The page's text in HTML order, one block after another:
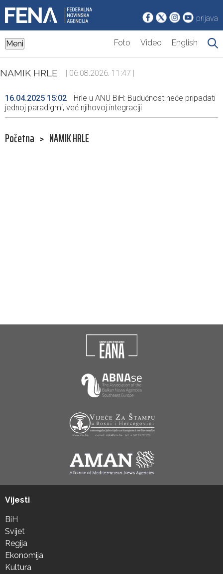
prijava
Meni Foto Video English
NAMIK HRLE | 06.08.2026. 11:47 |
16.04.2025 15:02
Hrle u ANU BiH: Budućnost neće pripadati
jednoj paradigmi, već njihovoj integraciji
Početna > NAMIK HRLE
Vijesti
BiH
Svijet
Regija
Ekonomija
Kultura